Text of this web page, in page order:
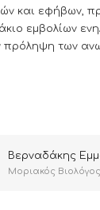
και εφήβων,
εμβολίων
πρόληψη των
Βερναδάκης
Μοριακός